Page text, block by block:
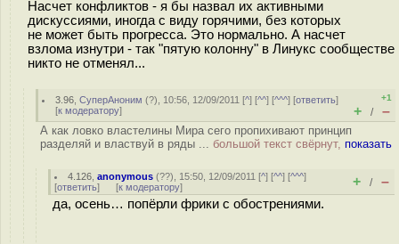
Насчет конфликтов - я бы назвал их активными
дискуссиями, иногда с виду горячими, без которых
не может быть прогресса. Это нормально. А насчет
взлома изнутри - так "пятую колонну" в Линукс сообществе
никто не отменял...
3.96 ,СуперАноним (?), 10:56, 12/09/2011 [^] [^^] [^^^] [ответить]
[к модератору]
+1
+ / –
А как ловко властелины Мира сего пропихивают принцип
разделяй и властвуй в ряды ... большой текст свёрнут, показать
4.126 ,anonymous (??), 15:50, 12/09/2011 [^] [^^] [^^^]
[ответить] [к модератору] + / –
да, осень… попёрли фрики с обострениями.